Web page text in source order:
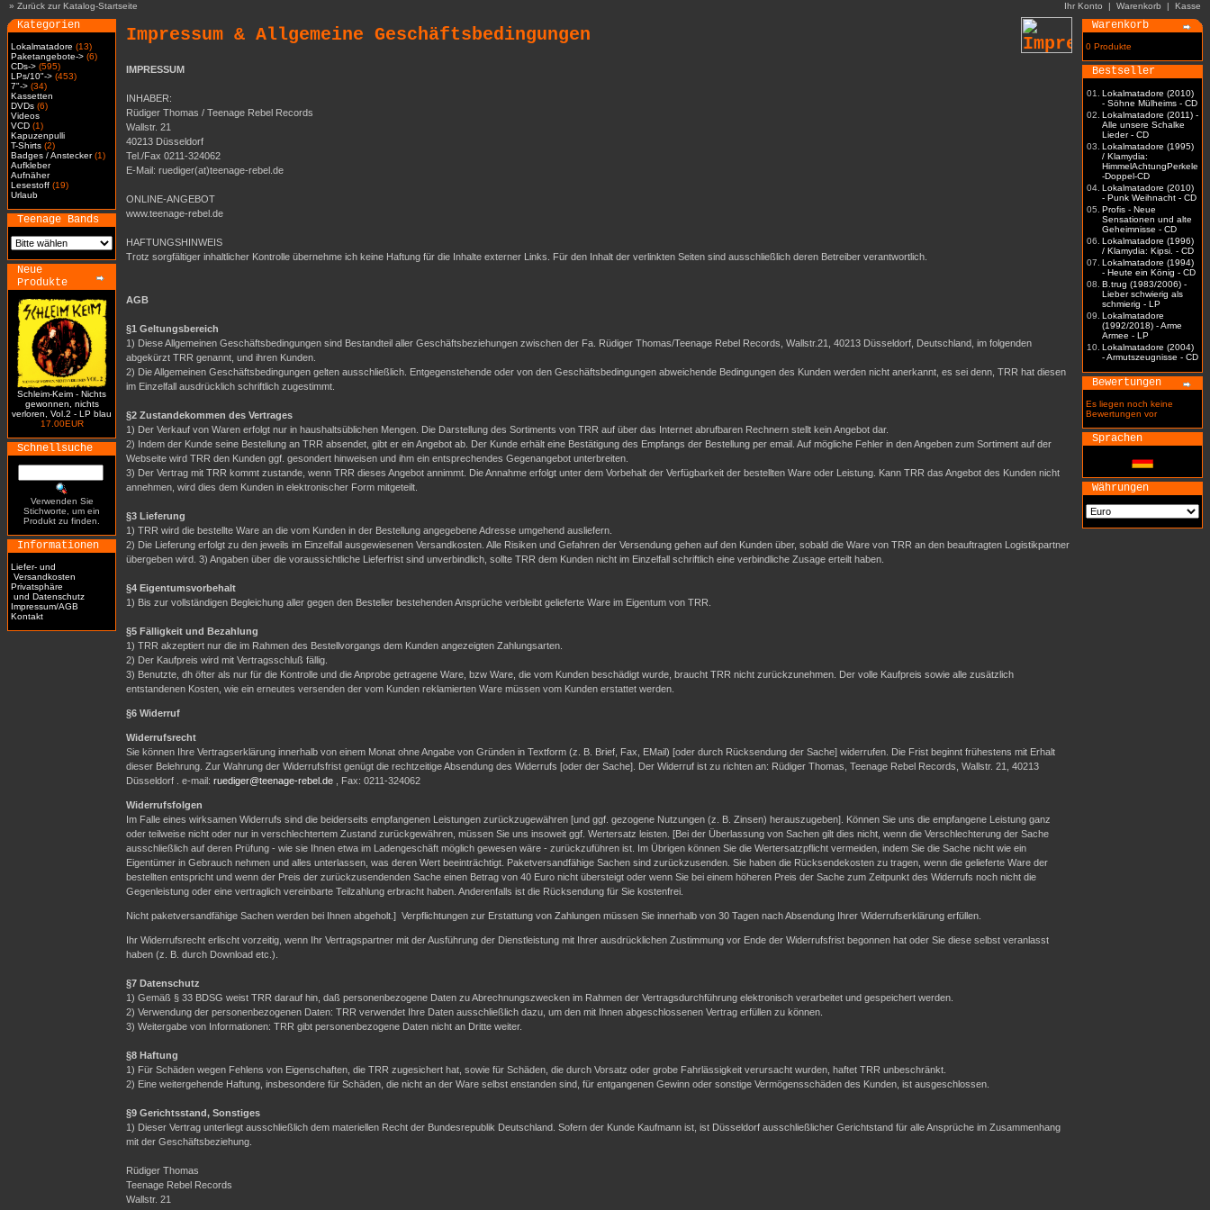
» Zurück zur Katalog-Startseite Ihr Konto | Warenkorb | Kasse
Kategorien
Lokalmatadore (13)
Paketangebote-> (6)
CDs-> (595)
LPs/10"-> (453)
7"-> (34)
Kassetten
DVDs (6)
Videos
VCD (1)
Kapuzenpulli
T-Shirts (2)
Badges / Anstecker(1)
Aufkleber
Aufnäher
Lesestoff (19)
Urlaub
Teenage Bands
Neue
Produkte
Schleim-Keim - Nichts
gewonnen, nichts
verloren, Vol.2 - LP blau
17.00EUR
Schnellsuche
Verwenden Sie
Stichworte, um ein
Produkt zu finden.
Informationen
Liefer- und
Versandkosten
Privatsphäre
und Datenschutz
Impressum/AGB
Kontakt
Impressum & Allgemeine Geschäftsbedingungen
IMPRESSUM
INHABER:
Rüdiger Thomas / Teenage Rebel Records
Wallstr. 21
40213 Düsseldorf
Tel./Fax 0211-324062
E-Mail: ruediger(at)teenage-rebel.de
ONLINE-ANGEBOT
www.teenage-rebel.de
HAFTUNGSHINWEIS
Trotz sorgfältiger inhaltlicher Kontrolle übernehme ich keine Haftung für die Inhalte externer Links. Für den Inhalt der verlinkten Seiten sind ausschließlich deren Betreiber verantwortlich.
AGB
§1 Geltungsbereich
1) Diese Allgemeinen Geschäftsbedingungen sind Bestandteil aller Geschäftsbeziehungen zwischen der Fa. Rüdiger Thomas/Teenage Rebel Records, Wallstr.21, 40213 Düsseldorf, Deutschland, im folgenden
abgekürzt TRR genannt, und ihren Kunden.
2) Die Allgemeinen Geschäftsbedingungen gelten ausschließlich. Entgegenstehende oder von den Geschäftsbedingungen abweichende Bedingungen des Kunden werden nicht anerkannt, es sei denn, TRR hat diesen
im Einzelfall ausdrücklich schriftlich zugestimmt.
§2 Zustandekommen des Vertrages
1) Der Verkauf von Waren erfolgt nur in haushaltsüblichen Mengen. Die Darstellung des Sortiments von TRR auf über das Internet abrufbaren Rechnern stellt kein Angebot dar.
2) Indem der Kunde seine Bestellung an TRR absendet, gibt er ein Angebot ab. Der Kunde erhält eine Bestätigung des Empfangs der Bestellung per email. Auf mögliche Fehler in den Angeben zum Sortiment auf der
Webseite wird TRR den Kunden ggf. gesondert hinweisen und ihm ein entsprechendes Gegenangebot unterbreiten.
3) Der Vertrag mit TRR kommt zustande, wenn TRR dieses Angebot annimmt. Die Annahme erfolgt unter dem Vorbehalt der Verfügbarkeit der bestellten Ware oder Leistung. Kann TRR das Angebot des Kunden nicht
annehmen, wird dies dem Kunden in elektronischer Form mitgeteilt.
§3 Lieferung
1) TRR wird die bestellte Ware an die vom Kunden in der Bestellung angegebene Adresse umgehend ausliefern.
2) Die Lieferung erfolgt zu den jeweils im Einzelfall ausgewiesenen Versandkosten. Alle Risiken und Gefahren der Versendung gehen auf den Kunden über, sobald die Ware von TRR an den beauftragten Logistikpartner
übergeben wird. 3) Angaben über die voraussichtliche Lieferfrist sind unverbindlich, sollte TRR dem Kunden nicht im Einzelfall schriftlich eine verbindliche Zusage erteilt haben.
§4 Eigentumsvorbehalt
1) Bis zur vollständigen Begleichung aller gegen den Besteller bestehenden Ansprüche verbleibt gelieferte Ware im Eigentum von TRR.
§5 Fälligkeit und Bezahlung
1) TRR akzeptiert nur die im Rahmen des Bestellvorgangs dem Kunden angezeigten Zahlungsarten.
2) Der Kaufpreis wird mit Vertragsschluß fällig.
3) Benutzte, dh öfter als nur für die Kontrolle und die Anprobe getragene Ware, bzw Ware, die vom Kunden beschädigt wurde, braucht TRR nicht zurückzunehmen. Der volle Kaufpreis sowie alle zusätzlich
entstandenen Kosten, wie ein erneutes versenden der vom Kunden reklamierten Ware müssen vom Kunden erstattet werden.
§6 Widerruf
Widerrufsrecht
Sie können Ihre Vertragserklärung innerhalb von einem Monat ohne Angabe von Gründen in Textform (z. B. Brief, Fax, E­Mail) [oder durch Rücksendung der Sache] widerrufen. Die Frist beginnt frühestens mit Erhalt
dieser Belehrung. Zur Wahrung der Widerrufsfrist genügt die rechtzeitige Absendung des Widerrufs [oder der Sache]. Der Widerruf ist zu richten an: Rüdiger Thomas, Teenage Rebel Records, Wallstr. 21, 40213
Düsseldorf . e-mail: ruediger@teenage-rebel.de , Fax: 0211-324062
Widerrufsfolgen
Im Falle eines wirksamen Widerrufs sind die beiderseits empfangenen Leistungen zurückzugewähren [und ggf. gezogene Nutzungen (z. B. Zinsen) herauszugeben]. Können Sie uns die empfangene Leistung ganz
oder teilweise nicht oder nur in verschlechtertem Zustand zurückgewähren, müssen Sie uns insoweit ggf. Wertersatz leisten. [Bei der Überlassung von Sachen gilt dies nicht, wenn die Verschlechterung der Sache
ausschließlich auf deren Prüfung - wie sie Ihnen etwa im Ladengeschäft möglich gewesen wäre - zurückzuführen ist. Im Übrigen können Sie die Wertersatzpflicht vermeiden, indem Sie die Sache nicht wie ein
Eigentümer in Gebrauch nehmen und alles unterlassen, was deren Wert beeinträchtigt. Paketversandfähige Sachen sind zurückzusenden. Sie haben die Rücksendekosten zu tragen, wenn die gelieferte Ware der
bestellten entspricht und wenn der Preis der zurückzusendenden Sache einen Betrag von 40 Euro nicht übersteigt oder wenn Sie bei einem höheren Preis der Sache zum Zeitpunkt des Widerrufs noch nicht die
Gegenleistung oder eine vertraglich vereinbarte Teilzahlung erbracht haben. Anderenfalls ist die Rücksendung für Sie kostenfrei.
Nicht paketversandfähige Sachen werden bei Ihnen abgeholt.] Verpflichtungen zur Erstattung von Zahlungen müssen Sie innerhalb von 30 Tagen nach Absendung Ihrer Widerrufserklärung erfüllen.
Ihr Widerrufsrecht erlischt vorzeitig, wenn Ihr Vertragspartner mit der Ausführung der Dienstleistung mit Ihrer ausdrücklichen Zustimmung vor Ende der Widerrufsfrist begonnen hat oder Sie diese selbst veranlasst
haben (z. B. durch Download etc.).
§7 Datenschutz
1) Gemäß § 33 BDSG weist TRR darauf hin, daß personenbezogene Daten zu Abrechnungszwecken im Rahmen der Vertragsdurchführung elektronisch verarbeitet und gespeichert werden.
2) Verwendung der personenbezogenen Daten: TRR verwendet Ihre Daten ausschließlich dazu, um den mit Ihnen abgeschlossenen Vertrag erfüllen zu können.
3) Weitergabe von Informationen: TRR gibt personenbezogene Daten nicht an Dritte weiter.
§8 Haftung
1) Für Schäden wegen Fehlens von Eigenschaften, die TRR zugesichert hat, sowie für Schäden, die durch Vorsatz oder grobe Fahrlässigkeit verursacht wurden, haftet TRR unbeschränkt.
2) Eine weitergehende Haftung, insbesondere für Schäden, die nicht an der Ware selbst enstanden sind, für entgangenen Gewinn oder sonstige Vermögensschäden des Kunden, ist ausgeschlossen.
§9 Gerichtsstand, Sonstiges
1) Dieser Vertrag unterliegt ausschließlich dem materiellen Recht der Bundesrepublik Deutschland. Sofern der Kunde Kaufmann ist, ist Düsseldorf ausschließlicher Gerichtstand für alle Ansprüche im Zusammenhang
mit der Geschäftsbeziehung.
Rüdiger Thomas
Teenage Rebel Records
Wallstr. 21
Warenkorb
0 Produkte
Bestseller
01.
Lokalmatadore (2010)
- Söhne Mülheims - CD
02. Lokalmatadore (2011) -
Alle unsere Schalke
Lieder - CD
03. Lokalmatadore (1995)
/ Klamydia:
HimmelAchtungPerkele
-Doppel-CD
04. Lokalmatadore (2010)
- Punk Weihnacht - CD
05. Profis - Neue
Sensationen und alte
Geheimnisse - CD
06. Lokalmatadore (1996)
/ Klamydia: Kipsi. - CD
07. Lokalmatadore (1994)
- Heute ein König - CD
08. B.trug (1983/2006) -
Lieber schwierig als
schmierig - LP
09. Lokalmatadore
(1992/2018) - Arme
Armee - LP
10. Lokalmatadore (2004)
- Armutszeugnisse - CD
Bewertungen
Es liegen noch keine
Bewertungen vor
Sprachen
Währungen